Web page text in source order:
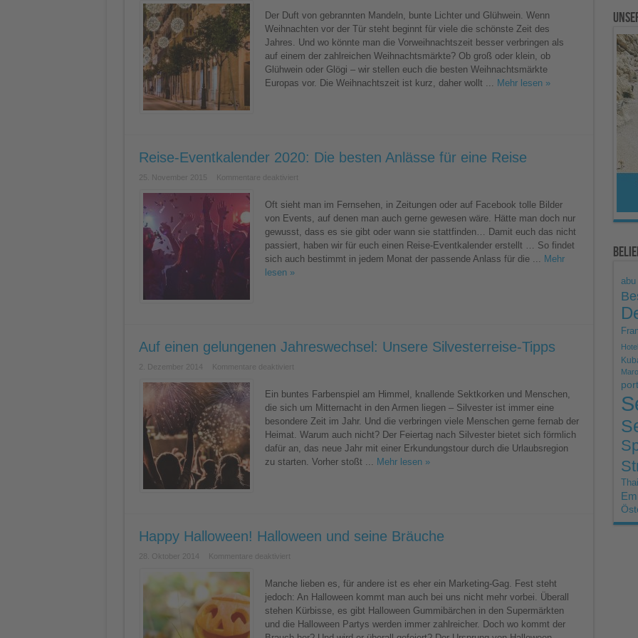
Weihnachtsmärkte
in
Europa
Unsere
Top
10
Der Duft von gebrannten Mandeln, bunte Lichter und Glühwein. Wenn
Weihnachten vor der Tür steht beginnt für viele die schönste Zeit des
Jahres. Und wo könnte man die Vorweihnachtszeit besser verbringen als
auf einem der zahlreichen Weihnachtsmärkte? Ob groß oder klein, ob
Glühwein oder Glögi – wir stellen euch die besten Weihnachtsmärkte
Europas vor. Die Weihnachtszeit ist kurz, daher wollt ...
Mehr lesen »
Reise-Eventkalender 2020: Die besten Anlässe für eine Reise
25. November 2015 Kommentare deaktiviertfür
2020:
Die
besten
Anlässe
für
eine
Reise
Oft sieht man im Fernsehen, in Zeitungen oder auf Facebook tolle Bilder
von Events, auf denen man auch gerne gewesen wäre. Hätte man doch nur
gewusst, dass es sie gibt oder wann sie stattfinden… Damit euch das nicht
passiert, haben wir für euch einen Reise-Eventkalender erstellt … So findet
sich auch bestimmt in jedem Monat der passende Anlass für die ...
Mehr
lesen »
Auf einen gelungenen Jahreswechsel: Unsere Silvesterreise-Tipps
2. Dezember 2014 Kommentare deaktiviertfür
gelungenen
Jahreswechsel:
Unsere
Silvesterreise-
Tipps
Ein buntes Farbenspiel am Himmel, knallende Sektkorken und Menschen,
die sich um Mitternacht in den Armen liegen – Silvester ist immer eine
besondere Zeit im Jahr. Und die verbringen viele Menschen gerne fernab der
Heimat. Warum auch nicht? Der Feiertag nach Silvester bietet sich förmlich
dafür an, das neue Jahr mit einer Erkundungstour durch die Urlaubsregion
zu starten. Vorher stoßt ...
Mehr lesen »
Happy Halloween! Halloween und seine Bräuche
28. Oktober 2014 Kommentare deaktiviertfür
Halloween
und
seine
Bräuche
Manche lieben es, für andere ist es eher ein Marketing-Gag. Fest steht
jedoch: An Halloween kommt man auch bei uns nicht mehr vorbei. Überall
stehen Kürbisse, es gibt Halloween Gummibärchen in den Supermärkten
und die Halloween Partys werden immer zahlreicher. Doch wo kommt der
abu